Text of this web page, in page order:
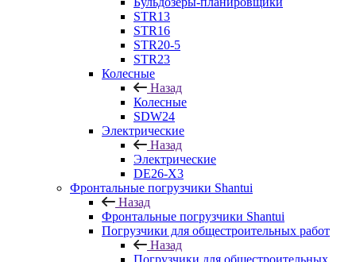
STR13
STR16
STR20-5
STR23
Колесные
Назад
Колесные
SDW24
Электрические
Назад
Электрические
DE26-X3
Фронтальные погрузчики Shantui
Назад
Фронтальные погрузчики Shantui
Погрузчики для общестроительных работ
Назад
Погрузчики для общестроительных